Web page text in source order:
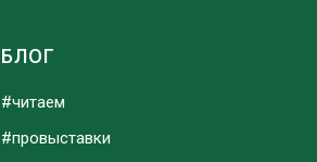
БЛОГ
#читаем
#провыставки